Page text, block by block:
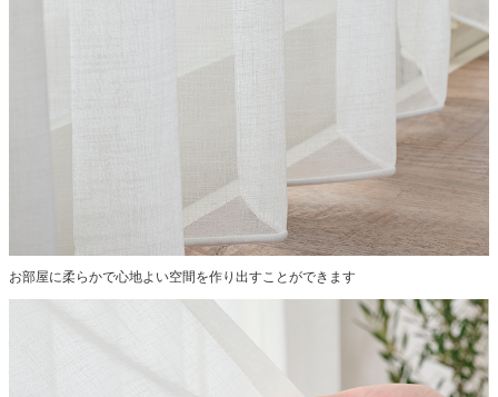
お部屋に柔らかで心地よい空間を作り出すことができます